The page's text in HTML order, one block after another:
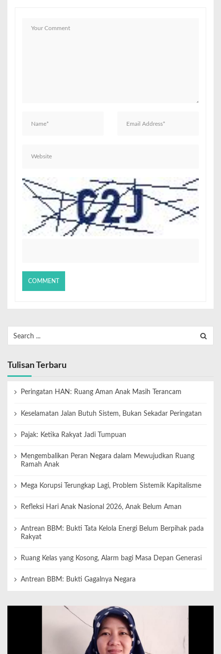
Tulisan Terbaru
Peringatan HAN: Ruang Aman Anak Masih Terancam
Keselamatan Jalan Butuh Sistem, Bukan Sekadar Peringatan
Pajak: Ketika Rakyat Jadi Tumpuan
Mengembalikan Peran Negara dalam Mewujudkan Ruang
Ramah Anak
Mega Korupsi Terungkap Lagi, Problem Sistemik Kapitalisme
Refleksi Hari Anak Nasional 2026, Anak Belum Aman
Antrean BBM: Bukti Tata Kelola Energi Belum Berpihak pada
Rakyat
Ruang Kelas yang Kosong, Alarm bagi Masa Depan Generasi
Antrean BBM: Bukti Gagalnya Negara